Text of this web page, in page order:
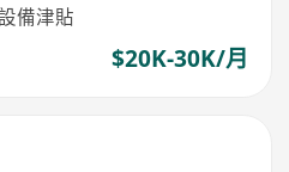
備津貼
$20K-30K/月